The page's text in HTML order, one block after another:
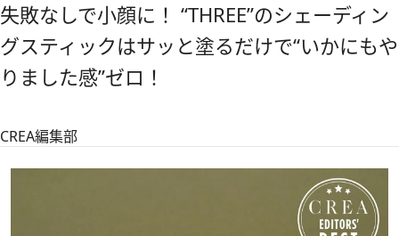
失敗なしで小顔に！ “THREE”のシェーディン
グスティックはサッと塗るだけで“いかにもや
りました感”ゼロ！
CREA編集部